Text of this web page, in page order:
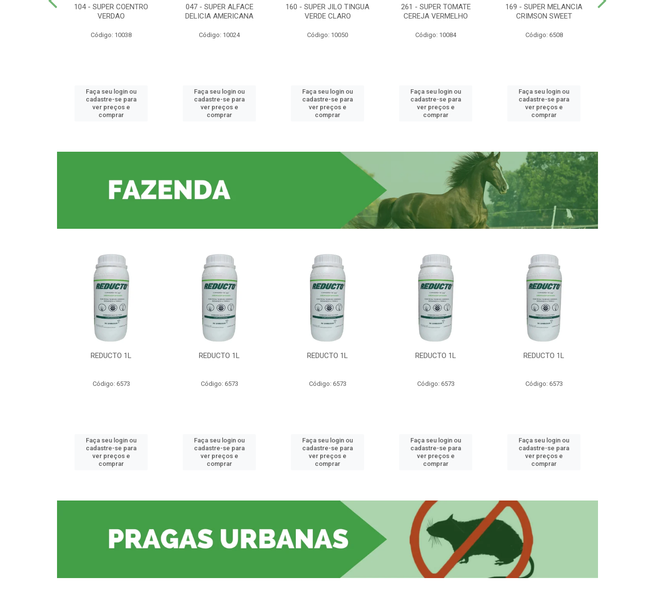
104 - SUPER COENTRO
VERDAO
Código: 10038
Faça seu login ou
cadastre-se para
ver preços e
comprar
047 - SUPER ALFACE
DELICIA AMERICANA
Código: 10024
Faça seu login ou
cadastre-se para
ver preços e
comprar
160 - SUPER JILO TINGUA
VERDE CLARO
Código: 10050
Faça seu login ou
cadastre-se para
ver preços e
comprar
261 - SUPER TOMATE
CEREJA VERMELHO
Código: 10084
Faça seu login ou
cadastre-se para
ver preços e
comprar
169 - SUPER MELANCIA
CRIMSON SWEET
Código: 6508
Faça seu login ou
cadastre-se para
ver preços e
comprar
REDUCTO 1L
Código: 6573
Faça seu login ou
cadastre-se para
ver preços e
comprar
REDUCTO 1L
Código: 6573
Faça seu login ou
cadastre-se para
ver preços e
comprar
REDUCTO 1L
Código: 6573
Faça seu login ou
cadastre-se para
ver preços e
comprar
REDUCTO 1L
Código: 6573
Faça seu login ou
cadastre-se para
ver preços e
comprar
REDUCTO 1L
Código: 6573
Faça seu login ou
cadastre-se para
ver preços e
comprar